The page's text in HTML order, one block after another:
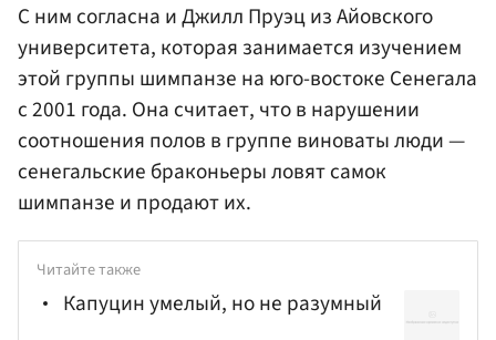
С ним согласна и Джилл Пруэц из Айовского
университета, которая занимается изучением
этой группы шимпанзе на юго-востоке Сенегала
с 2001 года. Она считает, что в нарушении
соотношения полов в группе виноваты люди —
сенегальские браконьеры ловят самок
шимпанзе и продают их.
Читайте также
Капуцин умелый, но не разумный